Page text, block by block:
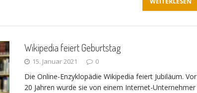
Wikipedia feiert Geburtstag
15. Januar 2021 0
Die Online-Enzyklopädie Wikipedia feiert Jubiläum. Vor
20 Jahren wurde sie von einem Internet-Unternehmer